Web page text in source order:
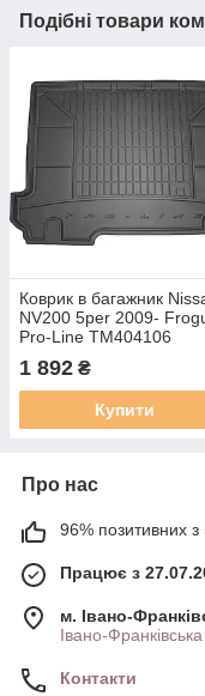
Подібні товари
Коврик в багажник
NV200 5per 2009-
Pro-Line TM404106
1 892 ₴
Купити
Про нас
96% позитивних з
Працює з
м. Івано-
Івано-
Контакти